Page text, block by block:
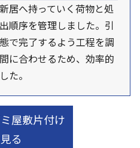
居へ持っていく荷物と処
順序を管理しました。引
で完了するよう工程を調
に合わせるため、効率的
た。
屋敷片付け
る